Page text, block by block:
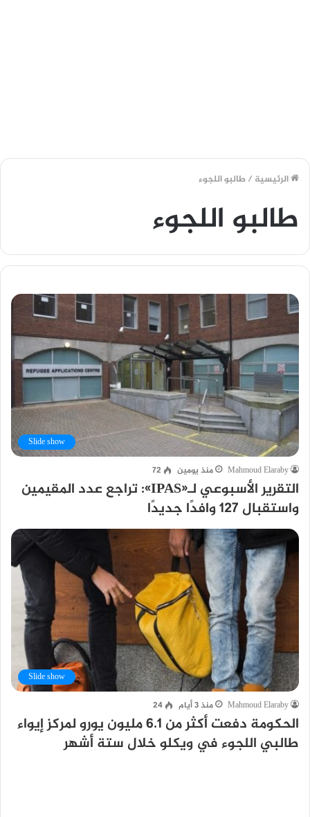
الرئيسية /طالبو اللجوء
طالبو اللجوء
Slide show
Mahmoud Elaraby منذ يومين 72
التقرير الأسبوعي لـ«IPAS»: تراجع عدد المقيمين
واستقبال 127 وافدًا جديدًا
Slide show
Mahmoud Elaraby منذ 3 أيام 24
الحكومة دفعت أكثر من 6.1 مليون يورو لمركز إيواء
طالبي اللجوء في ويكلو خلال ستة أشهر